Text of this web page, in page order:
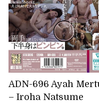
ADN-696 Ayah
– Iroha Natsume